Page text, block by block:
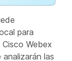
para
Webex
las